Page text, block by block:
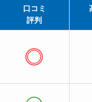
口コミ
評判